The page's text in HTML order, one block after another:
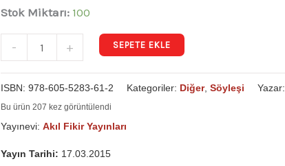
Stok Miktarı: 100
- + SEPETE EKLE
ISBN: 978-605-5283-61-2 Kategoriler: Diğer, Söyleşi Yazar:
Bu ürün 207 kez görüntülendi
Yayınevi: Akıl Fikir Yayınları
Yayın Tarihi: 17.03.2015